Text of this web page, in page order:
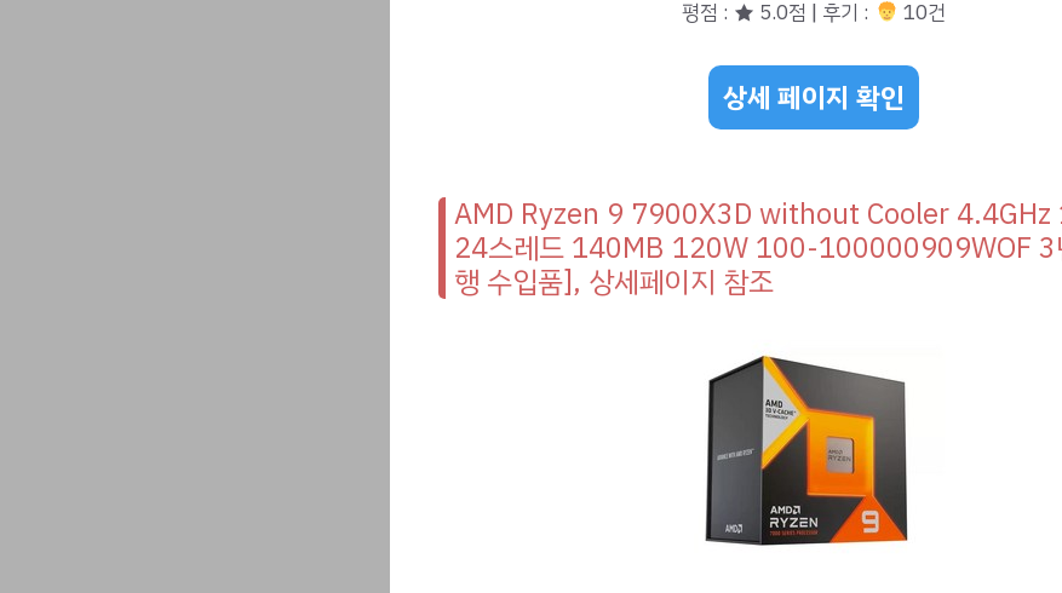
평점 : ★ 5.0점 | 후기 : 10건
상세 페이지 확인
AMD Ryzen 9 7900X3D without Cooler 4.4GHz
24스레드 140MB 120W 100-100000909WOF 3
행 수입품], 상세페이지 참조